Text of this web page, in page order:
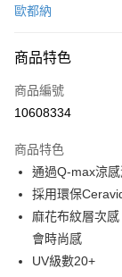
3 期 0 利率 每
合作金庫商業銀行
上海商業儲蓄銀行
臺灣中小企業銀行
匯豐（台灣）商
聯邦商業銀行
元大商業銀行
玉山商業銀行
台灣樂天信用卡公
合作金庫商業銀行
上海商業儲蓄銀行
國泰世華商業銀行
匯豐（台灣）商業
聯邦商業銀行
元大商業銀行
玉山商業銀行
超商取貨付款
LINE Pay
Apple Pay
悠遊付
Google Pay
歐都納
商品特色
商品編號
10608334
商品特色
通過Q-max涼
採用環保
麻花布紋層次
會時尚感
UV級數20+